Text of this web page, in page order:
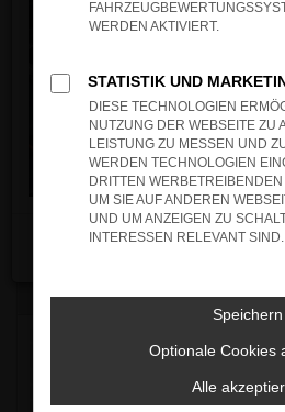
WERDEN AKTIVIERT.
STATISTIK UND
DIESE TECHNOLOGIEN
NUTZUNG DER WEBSEITE ZU
LEISTUNG ZU MESSEN UND
WERDEN TECHNOLOGIEN
DRITTEN
UM SIE AUF ANDEREN
UND UM ANZEIGEN ZU
INTERESSEN RELEVANT SIND.
Speichern
Optionale Cookies
Alle